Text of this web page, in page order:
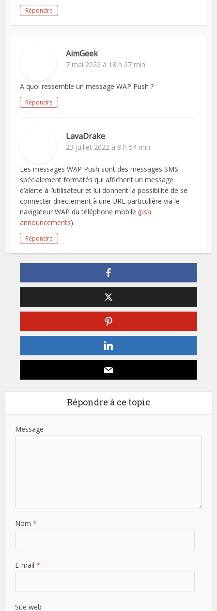
Répondre
AimGeek
7 mai 2022 à 18 h 27 min
A quoi ressemble un message WAP Push ?
Répondre
LavaDrake
23 juillet 2022 à 8 h 54 min
Les messages WAP Push sont des messages SMS
spécialement formatés qui affichent un message
d’alerte à l’utilisateur et lui donnent la possibilité de se
connecter directement à une URL particulière via le
navigateur WAP du téléphone mobile (psa
announcements).
Répondre
Répondre à ce topic
Message
Nom*
E-mail*
Site web